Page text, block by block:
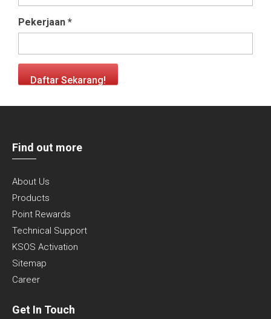
Pekerjaan *
Daftar Sekarang!
Find out more
About Us
Products
Point Rewards
Technical Support
KSOS Activation
Sitemap
Career
Get In Touch